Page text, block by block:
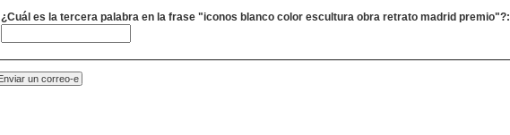
¿Cuál es la tercera palabra en la frase "iconos blanco color escultura obra retrato madrid premio"?: